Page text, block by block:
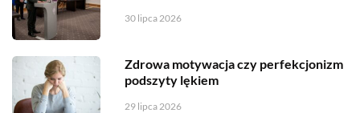
30 lipca 2026
Zdrowa motywacja czy perfekcjonizm
podszyty lękiem
29 lipca 2026